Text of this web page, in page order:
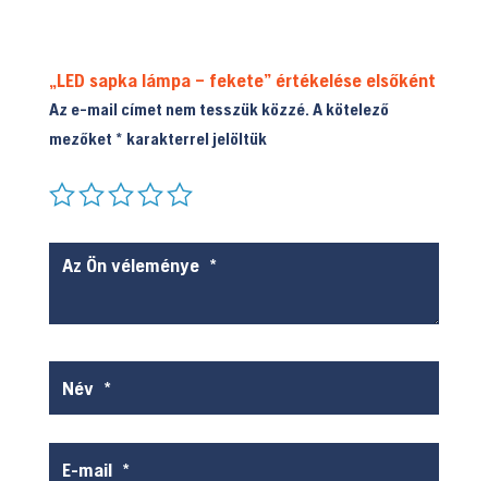
„LED sapka lámpa – fekete” értékelése elsőként
Az e-mail címet nem tesszük közzé. A kötelező
mezőket * karakterrel jelöltük